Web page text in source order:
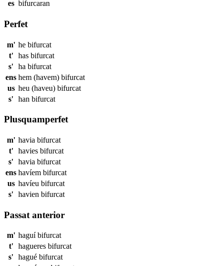
es bifurcaran
Perfet
m' he bifurcat
t'
has bifurcat
s' ha bifurcat
ens hem (havem) bifurcat
us heu (haveu) bifurcat
s' han bifurcat
Plusquamperfet
m' havia bifurcat
t'
havies bifurcat
s' havia bifurcat
ens havíem bifurcat
us havíeu bifurcat
s' havien bifurcat
Passat anterior
m' haguíbifurcat
t'
hagueres bifurcat
s' hagué bifurcat